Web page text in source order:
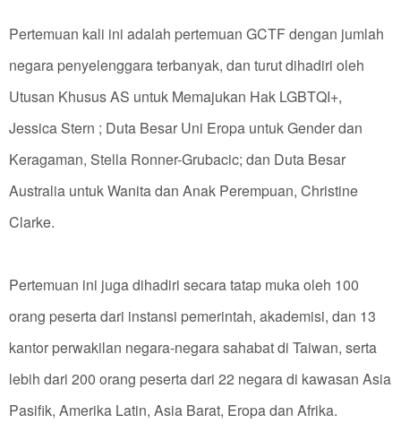
Pertemuan kali ini adalah pertemuan GCTF dengan jumlah
negara penyelenggara terbanyak, dan turut dihadiri oleh
Utusan Khusus AS untuk Memajukan Hak LGBTQI+,
Jessica Stern ; Duta Besar Uni Eropa untuk Gender dan
Keragaman, Stella Ronner-Grubacic; dan Duta Besar
Australia untuk Wanita dan Anak Perempuan, Christine
Clarke.
Pertemuan ini juga dihadiri secara tatap muka oleh 100
orang peserta dari instansi pemerintah, akademisi, dan 13
kantor perwakilan negara-negara sahabat di Taiwan, serta
lebih dari 200 orang peserta dari 22 negara di kawasan Asia
Pasifik, Amerika Latin, Asia Barat, Eropa dan Afrika.